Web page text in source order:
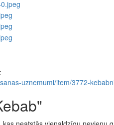
uznemumi/item/3772-